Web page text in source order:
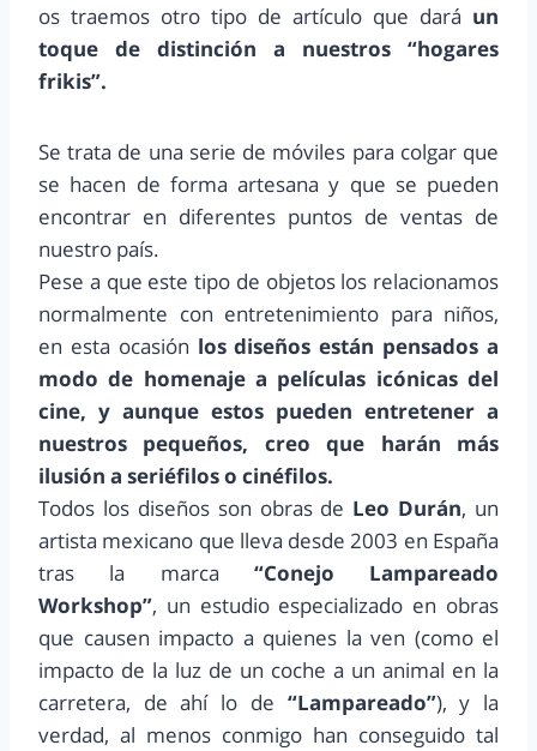
os traemos otro tipo de artículo que dará un
toque de distinción a nuestros “hogares
frikis”.
Se trata de una serie de móviles para colgar que
se hacen de forma artesana y que se pueden
encontrar en diferentes puntos de ventas de
nuestro país.
Pese a que este tipo de objetos los relacionamos
normalmente con entretenimiento para niños,
en esta ocasión los diseños están pensados a
modo de homenaje a películas icónicas del
cine, y aunque estos pueden entretener a
nuestros pequeños, creo que harán más
ilusión a seriéfilos o cinéfilos.
Todos los diseños son obras de Leo Durán, un
artista mexicano que lleva desde 2003 en España
tras la marca “Conejo Lampareado
Workshop”, un estudio especializado en obras
que causen impacto a quienes la ven (como el
impacto de la luz de un coche a un animal en la
carretera, de ahí lo de “Lampareado”), y la
verdad, al menos conmigo han conseguido tal